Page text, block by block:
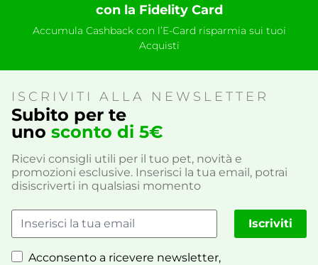
con la Fidelity Card
Accumula Cashback con l’E-Card risparmia sui tuoi
Acquisti
ISCRIVITI ALLA NEWSLETTER
Subito per te
uno sconto di 5€
Ricevi consigli utili per il tuo pet, novità e
promozioni esclusive. Inserisci la tua email, potrai
disiscriverti in qualsiasi momento
Acconsento a ricevere newsletter,
Iscriviti